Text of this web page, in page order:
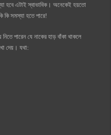
হবে এটাই স্বাভাবিক। অনেকেই হয়তো
কি সমস্যা হতে পারে!
পারেন যে নাকের হাড় বাঁকা থাকলে
দেয়। যথা: